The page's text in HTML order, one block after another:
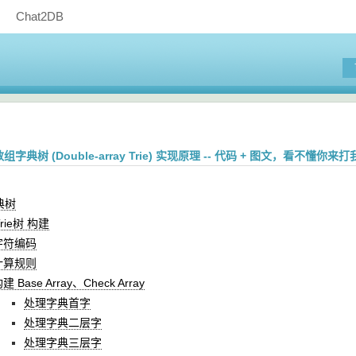
Chat2DB
字典树 (Double-array Trie) 实现原理 -- 代码 + 图文，看不懂你来打
树
树 构建
符编码
算规则
建 Base Array、Check Array
处理字典首字
处理字典二层字
处理字典三层字